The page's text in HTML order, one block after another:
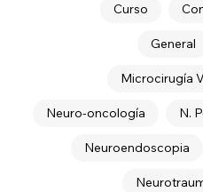
Curso
General
Microcirugía
N.
Neuro-oncología
Neuroendoscopia